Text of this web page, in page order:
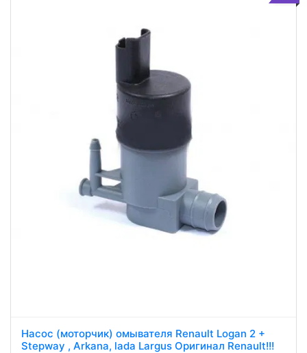
Насос (моторчик) омывателя Renault Logan 2 +
Stepway , Arkana, lada Largus Оригинал Renault!!!